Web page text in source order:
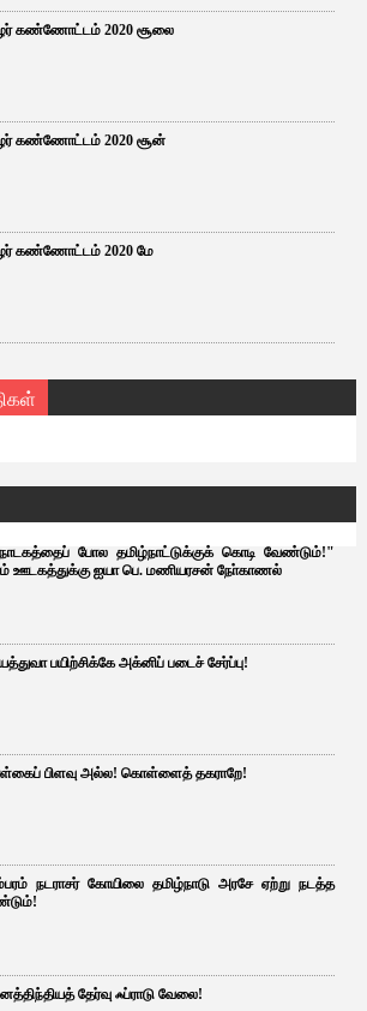
கண்ணோட்டம் 2020 சூலை
கண்ணோட்டம் 2020 சூன்
கண்ணோட்டம் 2020 மே
போல தமிழ்நாட்டுக்குக் கொடி வேண்டும்!"
ஊடகத்துக்கு ஐயா பெ. மணியரசன் நோ்காணல்
பயிற்சிக்கே அக்னிப் படைச் சேர்ப்பு!
பிளவு அல்ல! கொள்ளைத் தகராறே!
நடராசர் கோயிலை தமிழ்நாடு அரசே ஏற்று நடத்த
தேர்வு ஃப்ராடு வேலை!